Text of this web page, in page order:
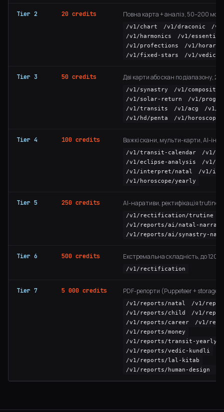
Tier 2 20 credits Повна карта + аналіз, 50–200 мс
/v1/chart /v1/draconic
/
/v1/harmonics
/v1/
/v1/profections
/v1/horary
/v1/fixed-stars
/v1/vedic/
Tier 3 50 credits Дві карти або скан по діапазону,
/v1/synastry
/v1/composite
/v1/solar-return
/v1/
/v1/transits
/v1/acg
/v1/
/v1/hd/penta
/v1/
Tier 4 100 credits Важкі скани, мульти-карти, AI-
/v1/transit-calendar
/v1/
/v1/eclipse-analysis
/v1/
/v1/interpret/natal
/v1/
/v1/horoscope/yearly
Tier 5 250 credits AI-наративи, ректифікація trutine,
/v1/rectification/trutine
/v1/reports/ai/natal-
/v1/reports/ai/synastry-
Tier 6 500 credits Екстремальна складність, до 120 с
/v1/rectification
Tier 7 5 000 credits PDF-репорти (Puppeteer + storage),
/v1/reports/natal
/v1/
/v1/reports/child
/v1/
/v1/reports/career
/v1/
/v1/reports/money
/v1/reports/transit-yearly
/v1/reports/vedic-kundli
/v1/reports/lal-kitab
/v1/reports/human-design